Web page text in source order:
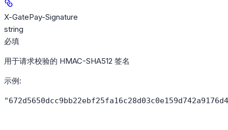
X-GatePay-Signature
string
必填
用于请求校验的 HMAC-SHA512 签名
示例: